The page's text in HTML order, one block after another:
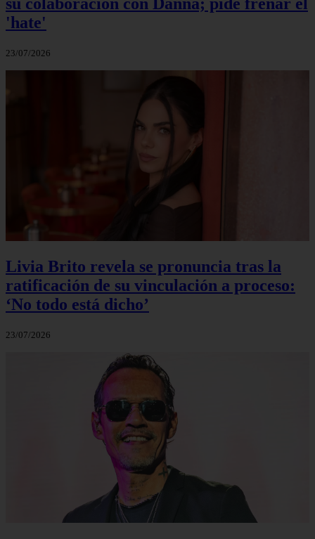
'hate'
23/07/2026
Livia Brito revela se pronuncia tras la
ratificación de su vinculación a proceso:
‘No todo está dicho’
23/07/2026